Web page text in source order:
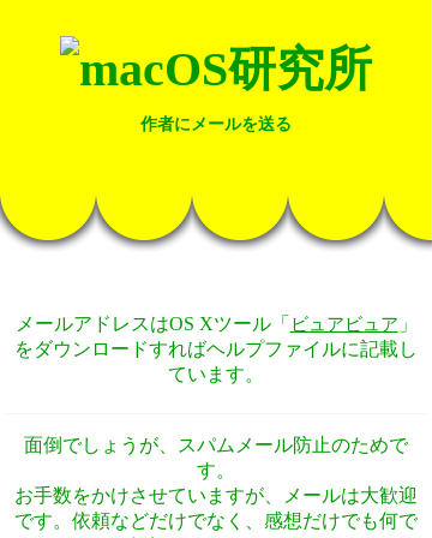
作者にメールを送る
メールアドレスはOS Xツール「 ビュアビュア 」
をダウンロードすればヘルプファイルに記載し
ています。
面倒でしょうが、スパムメール防止のためで
す。
お手数をかけさせていますが、メールは大歓迎
です。依頼などだけでなく、感想だけでも何で